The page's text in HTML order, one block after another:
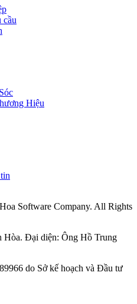
cầu
Hiệu
Software Company. All Rights
Hòa. Đại diện: Ông Hồ Trung
do Sở kế hoạch và Đầu tư